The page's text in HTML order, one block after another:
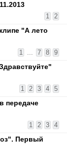
1 2
"А лето
1 ... 7 8 9
1 2 3 4 5
передаче
1 2 3 4
Первый